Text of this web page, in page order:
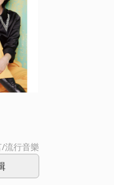
流行音樂